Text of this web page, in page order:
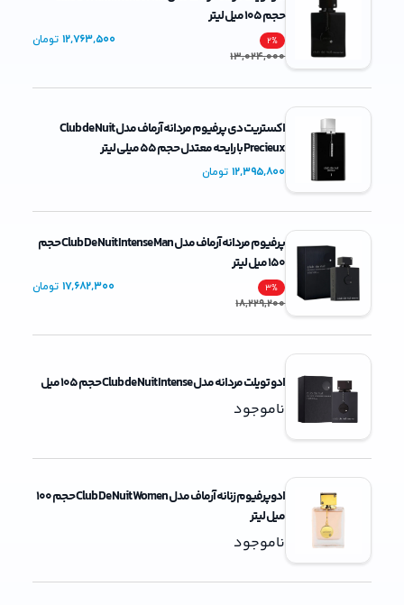
حجم 105 میل لیتر
2%
12,763,500 تومان
13,024,000
اکستریت دی پرفیوم مردانه آرماف مدل Club de Nuit
Precieux با رایحه معتدل حجم 55 میلی لیتر
12,395,800تومان
پرفیوم مردانه آرماف مدل Club De Nuit Intense Man حجم
150 میل لیتر
3%
17,682,300 تومان
18,229,200
ادو تویلت مردانه مدل Club de Nuit Intense حجم 105 میل
ناموجود
ادوپرفیوم زنانه آرماف مدل Club De Nuit Women حجم 100
میل لیتر
ناموجود